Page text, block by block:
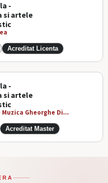
-
si artele
Acreditat Licenta
-
si artele
Gheorghe Di...
Acreditat Master